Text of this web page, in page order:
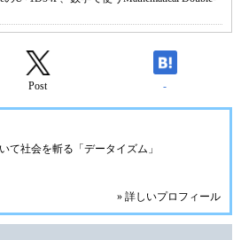
Post -
て社会を斬る「データイズム」
» 詳しいプロフィール